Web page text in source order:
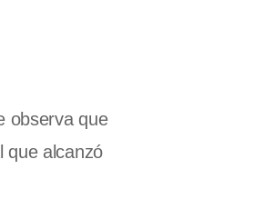
observa que
que alcanzó